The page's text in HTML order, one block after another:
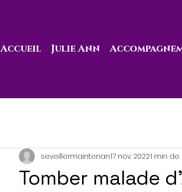
Accueil Julie Ann
Tomber malade
seveillermaintenan17 nov. 20221 min